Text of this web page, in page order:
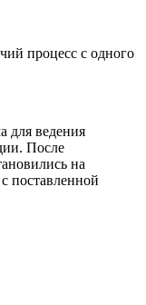
процесс с одного
для ведения
После
на
поставленной